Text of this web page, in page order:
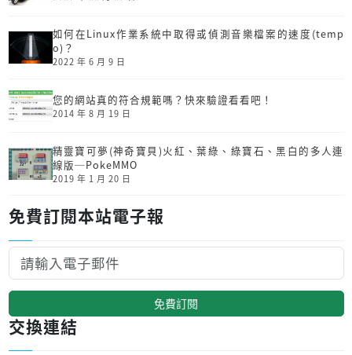
如何在Linux作業系統中取得或偵測音樂檔案的速度(temp
o)？
2022 年 6 月 9 日
您的網站真的符合規範嗎？快來驗證看看吧！
2014 年 8 月 19 日
精靈寶可夢(神奇寶貝)火紅、葉綠、綠寶石、黑白的多人連
線版─PokeMMO
2019 年 1 月 20 日
免費訂閱本站電子報
免費訂閱
交換連結